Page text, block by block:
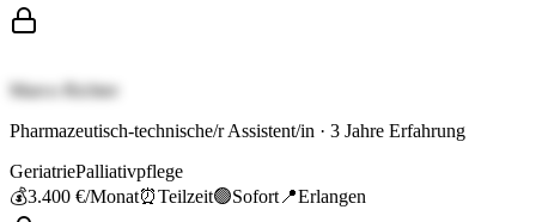
Marco Richter
Pharmazeutisch-technische/r Assistent/in · 3 Jahre Erfahrung
GeriatriePalliativpflege
💰3.400 €/Monat⏰Teilzeit🟢Sofort 📍Erlangen